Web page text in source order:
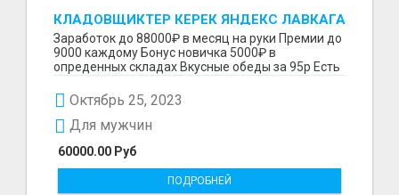
КЛАДОВЩИКТЕР КЕРЕК ЯНДЕКС ЛАВКАГА
88000Р
Заработок до 88000₽ в месяц на руки Премии до
9000 каждому Бонус новичка 5000₽ в
опреденных складах Вкусные обеды за 95р Есть
Октябрь 25, 2023
60000.00 Руб
Для мужчин
ПОДРОБНЕЙ